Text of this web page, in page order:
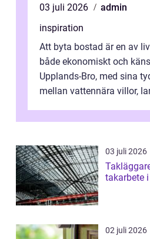
03 juli 2026
admin
inspiration
Att byta bostad är en av
både ekonomiskt och
Upplands-Bro, med sina
mellan vattennära villor,
03 juli 2026
Takläggare
takarbete
02 juli 2026